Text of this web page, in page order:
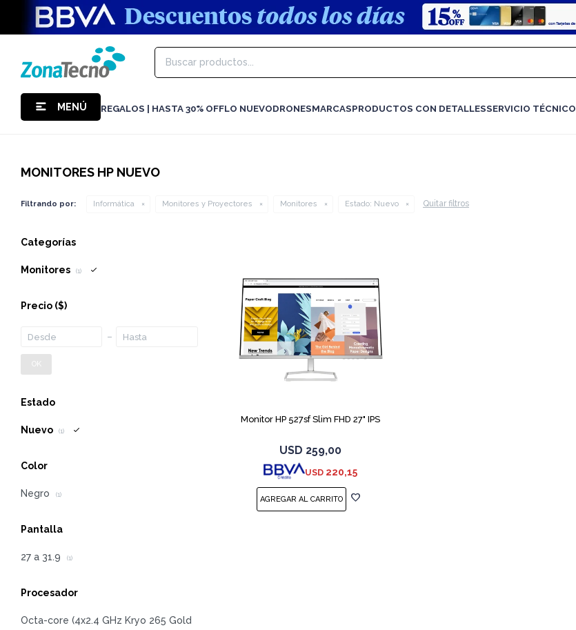
MENÚ REGALOS | HASTA 30% OFFLO NUEVODRONESMARCASPRODUCTOS CON DETALLESSERVICIO TÉCNICO
MONITORES HP NUEVO
Filtrando por: Informática Monitores y Proyectores Monitores Estado: Nuevo Quitar filtros
Monitor HP 527sf Slim FHD 27" IPS
USD 259,00
USD 220,15
Categorías
Monitores (1)
Precio ($)
OK
Estado
Nuevo (1)
Color
Negro (1)
Pantalla
27 a 31.9 (1)
Procesador
Octa-core (4x2.4 GHz Kryo 265 Gold